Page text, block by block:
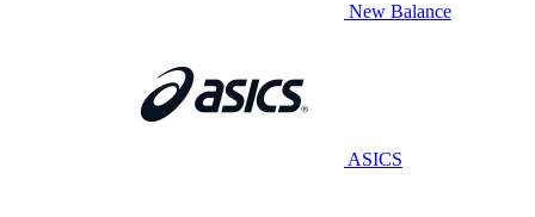
New Balance
ASICS